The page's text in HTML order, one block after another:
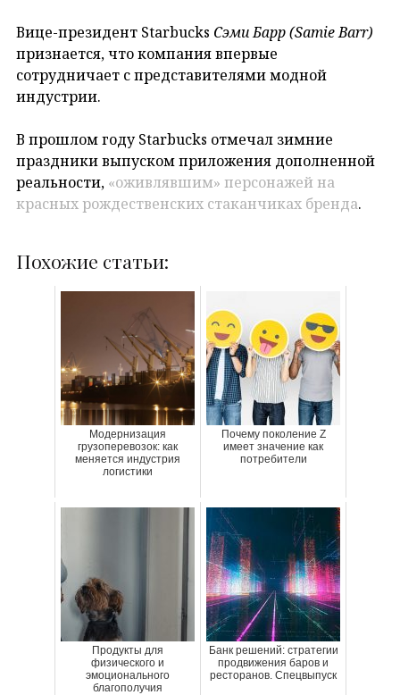
Вице-президент Starbucks Сэми Барр (SamieBarr)
признается, что компания впервые
сотрудничает с представителями модной
индустрии.
В прошлом году Starbucks отмечал зимние
праздники выпуском приложения дополненной
реальности, «оживлявшим» персонажей на
красных рождественских стаканчиках бренда.
Похожие статьи:
Модернизация
грузоперевозок: как
меняется индустрия
логистики
Почему поколение Z
имеет значение как
потребители
Продукты для
физического и
эмоционального
благополучия
Банк решений: стратегии
продвижения баров и
ресторанов. Спецвыпуск